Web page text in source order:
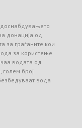
донација од
за граѓаните кои
за користење.
водата од
број
вода